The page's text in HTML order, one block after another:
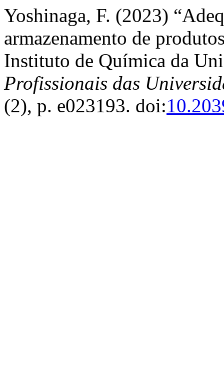
Yoshinaga, F. (2023)
armazenamento de
Instituto de Química da
Profissionais das
(2), p. e023193. doi: